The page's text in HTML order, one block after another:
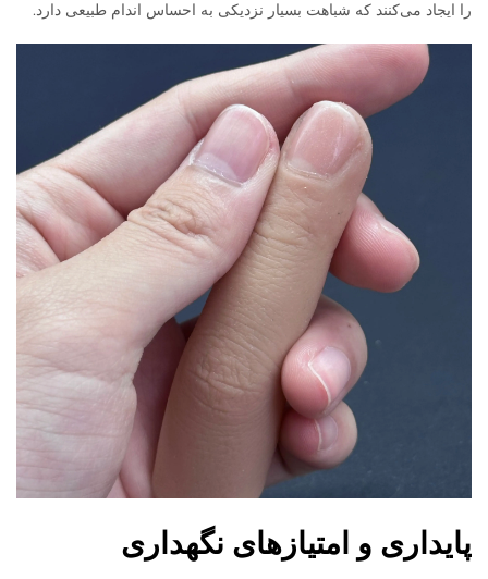
را ایجاد می‌کنند که شباهت بسیار نزدیکی به احساس اندام طبیعی دارد.
پایداری و امتیازهای نگهداری